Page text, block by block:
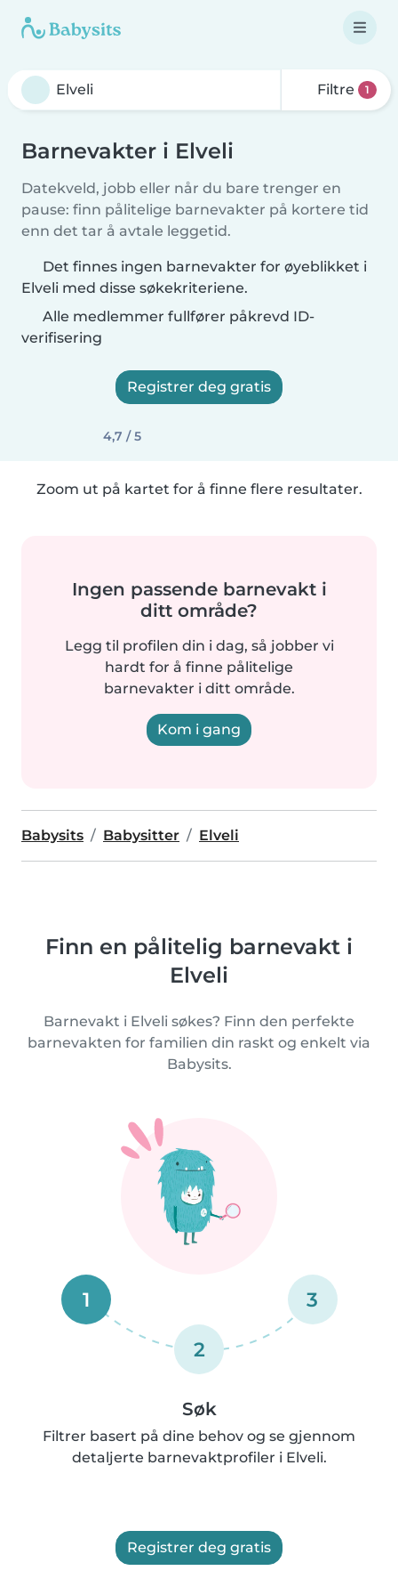
Filtre 1
Barnevakter i Elveli
Datekveld, jobb eller når du bare trenger en
pause: finn pålitelige barnevakter på kortere tid
enn det tar å avtale leggetid.
Det finnes ingen barnevakter for øyeblikket i
Elveli med disse søkekriteriene.
Alle medlemmer fullfører påkrevd ID-
verifisering
Registrer deg gratis
4,7 / 5
Zoom ut på kartet for å finne flere resultater.
Ingen passende barnevakt i
ditt område?
Legg til profilen din i dag, så jobber vi
hardt for å finne pålitelige
barnevakter i ditt område.
Kom i gang
Babysits Babysitter Elveli
Finn en pålitelig barnevakt i
Elveli
Barnevakt i Elveli søkes? Finn den perfekte
barnevakten for familien din raskt og enkelt via
Babysits.
1
2
3
Søk
Filtrer basert på dine behov og se gjennom
detaljerte barnevaktprofiler i Elveli.
Registrer deg gratis